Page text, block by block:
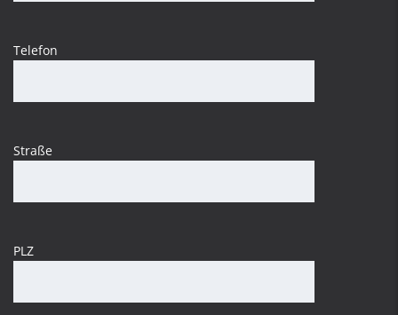
Telefon
Straße
PLZ